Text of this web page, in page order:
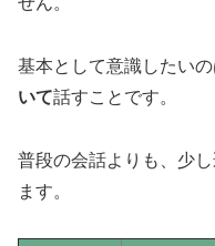
基本として意識したいの
いて話すことです。
普段の会話よりも、少
ます。